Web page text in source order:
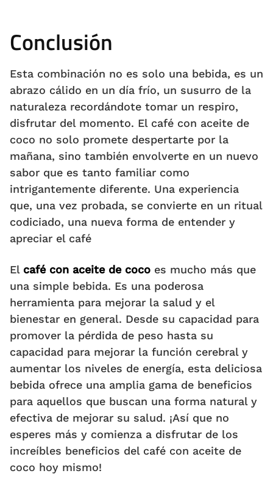
Conclusión
Esta combinación no es solo una bebida, es un
abrazo cálido en un día frío, un susurro de la
naturaleza recordándote tomar un respiro,
disfrutar del momento. El café con aceite de
coco no solo promete despertarte por la
mañana, sino también envolverte en un nuevo
sabor que es tanto familiar como
intrigantemente diferente. Una experiencia
que, una vez probada, se convierte en un ritual
codiciado, una nueva forma de entender y
apreciar el café
El café con aceite de coco es mucho más que
una simple bebida. Es una poderosa
herramienta para mejorar la salud y el
bienestar en general. Desde su capacidad para
promover la pérdida de peso hasta su
capacidad para mejorar la función cerebral y
aumentar los niveles de energía, esta deliciosa
bebida ofrece una amplia gama de beneficios
para aquellos que buscan una forma natural y
efectiva de mejorar su salud. ¡Así que no
esperes más y comienza a disfrutar de los
increíbles beneficios del café con aceite de
coco hoy mismo!